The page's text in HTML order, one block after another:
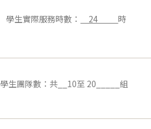
學生實際服務時數： 24 時
學生團隊數：共__10至 20_____組